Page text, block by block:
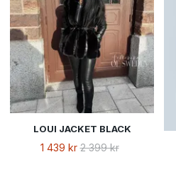
LOUI JACKET BLACK
1 439 kr 2 399 kr